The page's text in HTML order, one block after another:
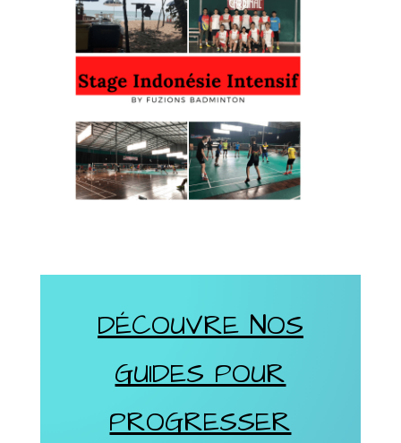
DÉCOUVRE NOS
GUIDES POUR
PROGRESSER